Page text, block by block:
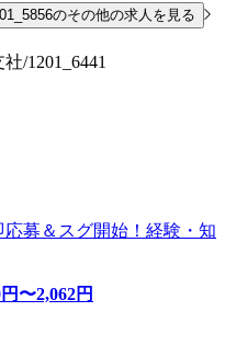
のその他の求人を見る
/1201_6441
応募＆スグ開始！経験・知
円〜2,062円